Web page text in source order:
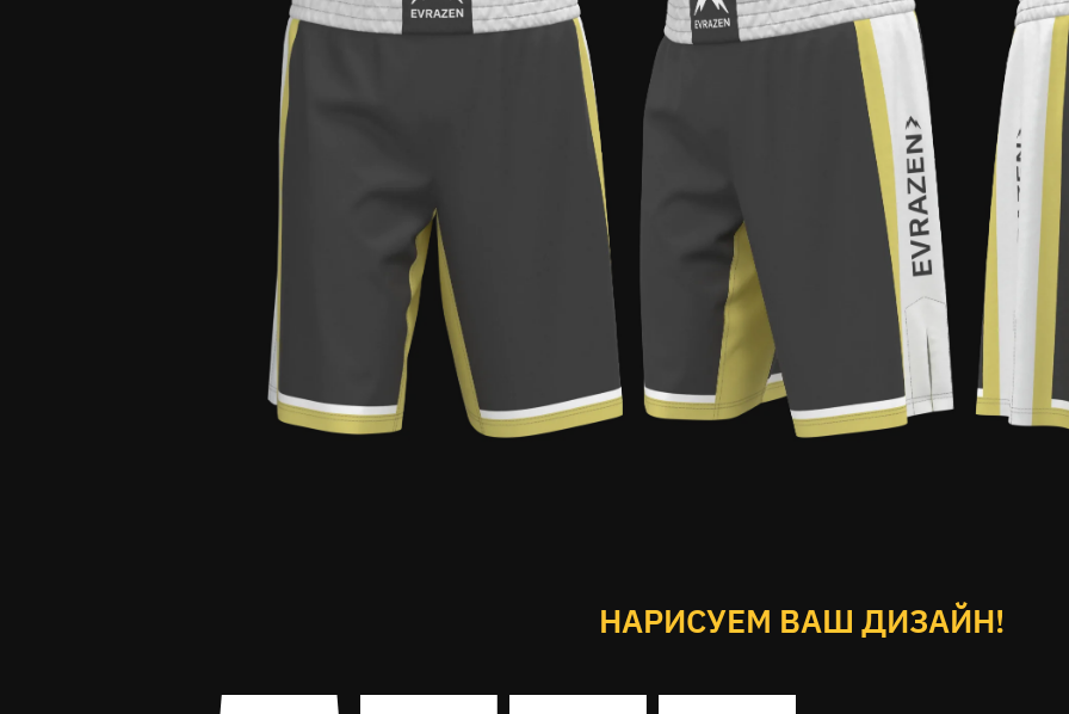
НАРИСУЕМ ВАШ ДИЗАЙН!